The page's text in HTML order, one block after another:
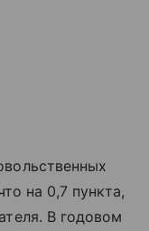
на 0,7 пункта,
В годовом